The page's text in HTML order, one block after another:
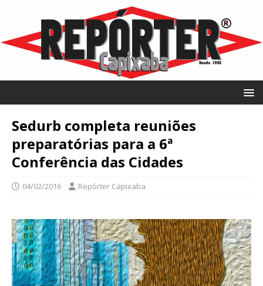
Sedurb completa reuniões
preparatórias para a 6ª
Conferência das Cidades
04/02/2016 Repórter Capixaba